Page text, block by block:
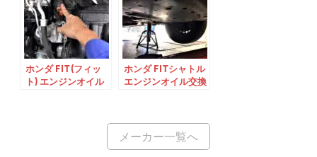
ホンダ FIT(フィッ
ト) エンジンオイル
ホンダ FITシャトル
エンジンオイル交換
メーカー一覧へ